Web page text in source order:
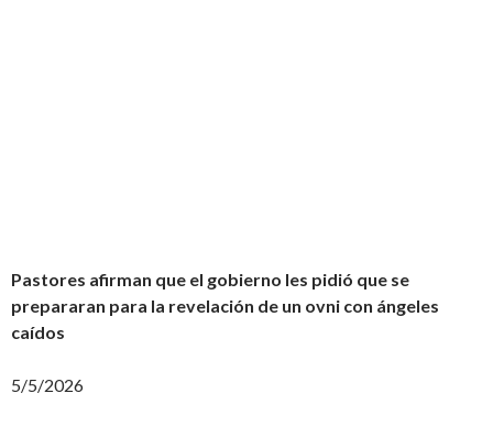
Pastores afirman que el gobierno les pidió que se
prepararan para la revelación de un ovni con ángeles
caídos
5/5/2026